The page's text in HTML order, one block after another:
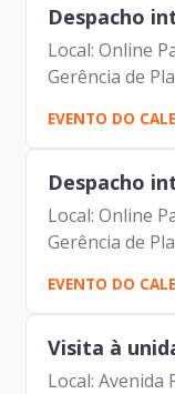
Despacho
Local: Online
Gerência de
Participantes:
Pereira Leite
EVENTO DO
Despacho
Local: Online
Gerência de
Participantes:
Pereira Leite
EVENTO DO
Visita à
Local: Avenida